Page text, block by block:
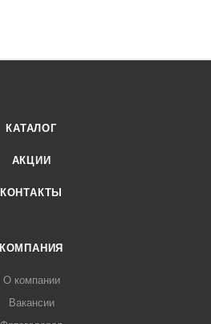
КАТАЛОГ
АКЦИИ
КОНТАКТЫ
КОМПАНИЯ
О компании
Вакансии